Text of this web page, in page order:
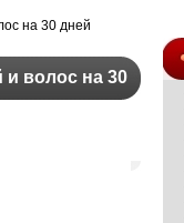
на 30 дней
волос на 30